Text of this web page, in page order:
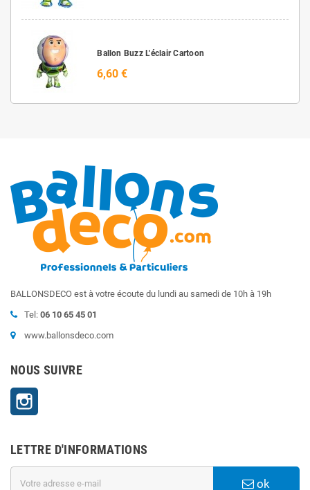
Ballon Buzz L'éclair Cartoon
6,60 €
BALLONSDECO est à votre écoute du lundi au samedi de 10h à 19h
Tel: 06 10 65 45 01
www.ballonsdeco.com
NOUS SUIVRE
LETTRE D'INFORMATIONS
ok